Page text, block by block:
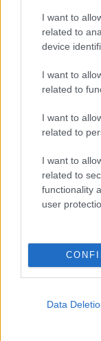
I want to
related to
device
I want to
related to
I want to
related to
I want to
related to
functionality
user
Data
Νέο φάρμακο